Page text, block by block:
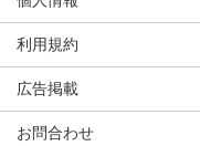
利用規約
広告掲載
お問合わせ